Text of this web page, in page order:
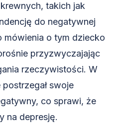
takich jak
do negatywnej
o tym dziecko
przyzwyczajając
rzeczywistości. W
swoje
co sprawi, że
na depresję.